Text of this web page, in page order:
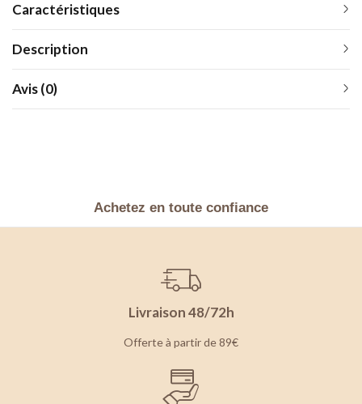
Caractéristiques
Description
Avis (0)
Achetez en toute confiance
Livraison 48/72h
Offerte à partir de 89€